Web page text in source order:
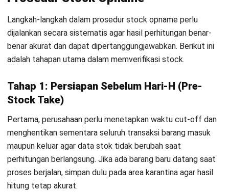
dari kesalahan vendor, prosedur penerimaan lemah, atau
kendala operasional lain.
Penggunaan solusi manajemen inventaris terintegrasi
Dengan data akurat, perusahaan dapat merevisi SOP secara
tepat sasaran, menutup celah kebocoran stok, serta
menjaga efisiensi bisnis dalam jangka panjang.
Metode Stock Opname: Periodic vs
Cycle Counting